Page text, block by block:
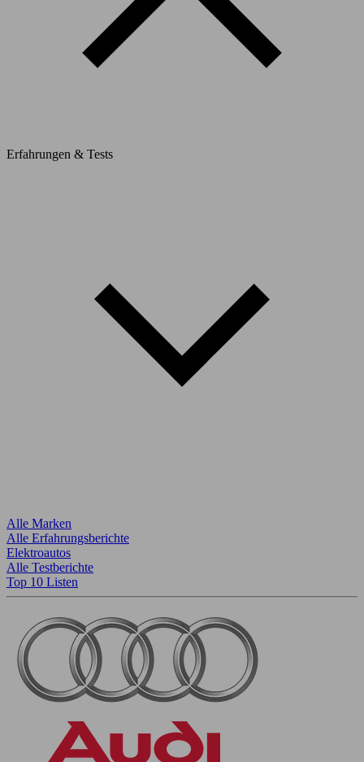
Erfahrungen & Tests
Alle Marken
Alle Erfahrungsberichte
Elektroautos
Alle Testberichte
Top 10 Listen